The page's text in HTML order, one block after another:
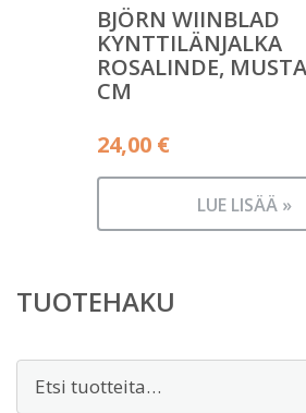
BJÖRN WIINBLAD
KYNTTILÄNJALKA
ROSALINDE,
CM
24,00 €
LUE LISÄÄ »
TUOTEHAKU
Etsi: